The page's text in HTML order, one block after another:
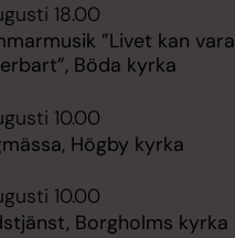
18.00
”Livet kan vara
Böda kyrka
10.00
Högby kyrka
10.00
Borgholms kyrka